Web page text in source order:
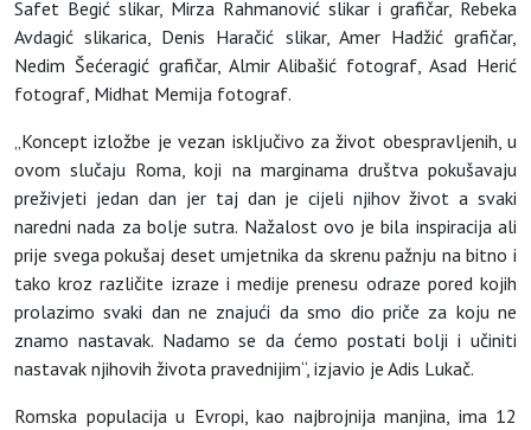
Safet Begić slikar, Mirza Rahmanović slikar i grafičar, Rebeka
Avdagić slikarica, Denis Haračić slikar, Amer Hadžić grafičar,
Nedim Šećeragić grafičar, Almir Alibašić fotograf, Asad Herić
fotograf, Midhat Memija fotograf.
„Koncept izložbe je vezan isključivo za život obespravljenih, u
ovom slučaju Roma, koji na marginama društva pokušavaju
preživjeti jedan dan jer taj dan je cijeli njihov život a svaki
naredni nada za bolje sutra. Nažalost ovo je bila inspiracija ali
prije svega pokušaj deset umjetnika da skrenu pažnju na bitno i
tako kroz različite izraze i medije prenesu odraze pored kojih
prolazimo svaki dan ne znajući da smo dio priče za koju ne
znamo nastavak. Nadamo se da ćemo postati bolji i učiniti
nastavak njihovih života pravednijim“, izjavio je Adis Lukač.
Romska populacija u Evropi, kao najbrojnija manjina, ima 12